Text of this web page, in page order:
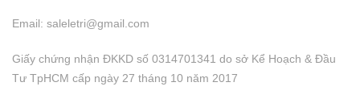
Email: saleletri@gmail.com
Giấy chứng nhận ĐKKD số 0314701341 do sở Kể Hoạch & Đầu
Tư TpHCM cấp ngày 27 tháng 10 năm 2017